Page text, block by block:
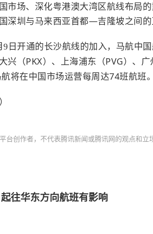
市场、深化粤港澳大湾区航线布局
深圳与马来西亚首都—吉隆坡之间的
9日开通的长沙航线的加入，马航中
兴（PKX）、上海浦东（PVG）、
将在中国市场运营每周达74班航班。
台创作者，不代表腾讯新闻或腾讯网的观点和立
往华东方向航班有影响